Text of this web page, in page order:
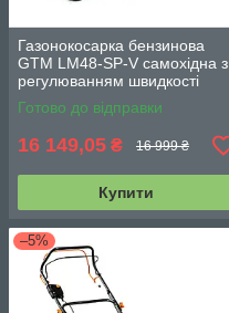
Газонокосарка бензинова
GTM LM48-SP-V самохідна з
регулюванням швидкості
(варіатор)
Готово до відправки
16 149,05 ₴ 16 999 ₴
Купити
–5%